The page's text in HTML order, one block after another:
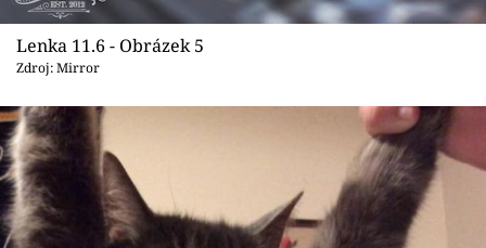
Lenka 11.6 - Obrázek 5
Zdroj: Mirror